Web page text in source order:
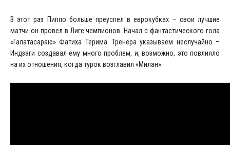
В этот раз Пиппо больше преуспел в еврокубках – свои лучшие
матчи он провел в Лиге чемпионов. Начал с фантастического гола
«Галатасараю» Фатиха Терима. Тренера указываем неслучайно –
Индзаги создавал ему много проблем, и, возможно, это повлияло
на их отношения, когда турок возглавил «Милан».